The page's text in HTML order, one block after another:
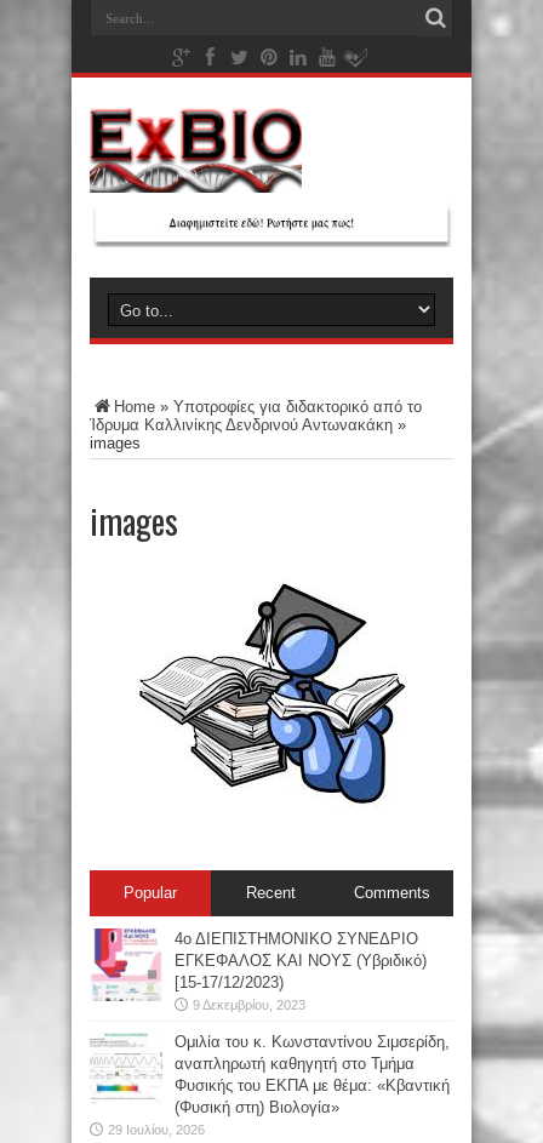
Home » Υποτροφίες για διδακτορικό από το
Ίδρυμα Καλλινίκης Δενδρινού Αντωνακάκη »
images
images
Popular Recent Comments
4ο ΔΙΕΠΙΣΤΗΜΟΝΙΚΟ ΣΥΝΕΔΡΙΟ
ΕΓΚΕΦΑΛΟΣ ΚΑΙ ΝΟΥΣ (Υβριδικό)
[15-17/12/2023)
9 Δεκεμβρίου, 2023
Oμιλία του κ. Κωνσταντίνου Σιμσερίδη,
αναπληρωτή καθηγητή στο Τμήμα
Φυσικής του ΕΚΠΑ με θέμα: «Κβαντική
(Φυσική στη) Βιολογία»
29 Ιουλίου, 2026